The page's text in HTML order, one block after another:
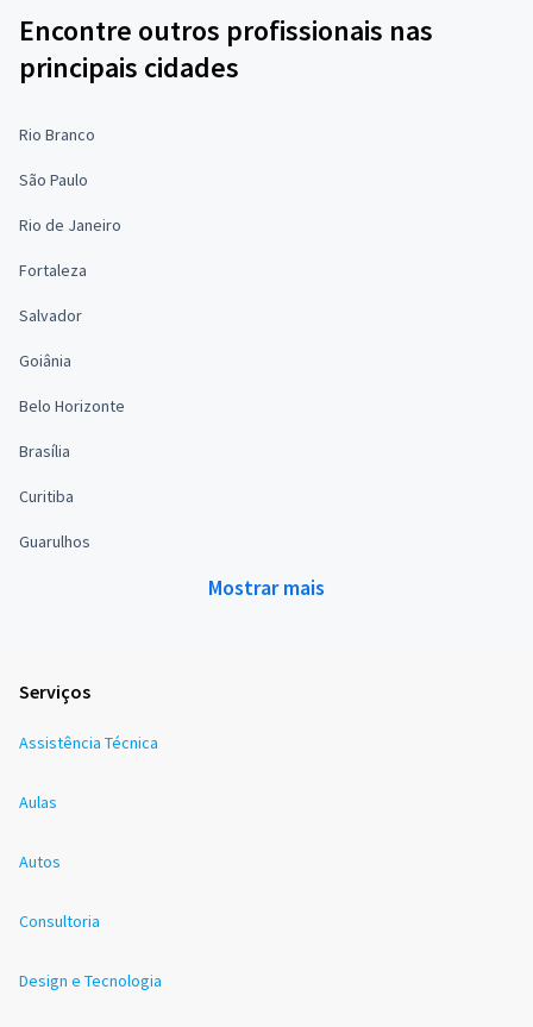
Encontre outros profissionais nas
principais cidades
Rio Branco
São Paulo
Rio de Janeiro
Fortaleza
Salvador
Goiânia
Belo Horizonte
Brasília
Curitiba
Guarulhos
Mostrar mais
Serviços
Assistência Técnica
Aulas
Autos
Consultoria
Design e Tecnologia